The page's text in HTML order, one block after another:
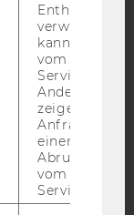
Bluesky
WEBSEITE
Enthält ein
verwendet
kann, um
vom AMP-
Service
Andere
zeigen Opt-
Anfrage im
einen Fehler
Abrufen
vom AMP
Service an.